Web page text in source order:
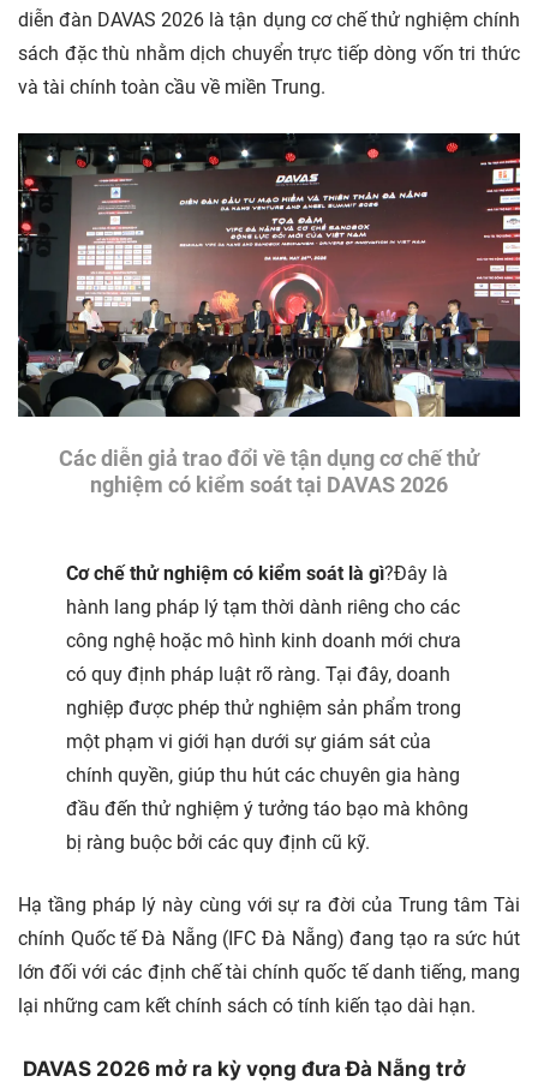
diễn đàn DAVAS 2026 là tận dụng cơ chế thử nghiệm chính
sách đặc thù nhằm dịch chuyển trực tiếp dòng vốn tri thức
và tài chính toàn cầu về miền Trung.
Các diễn giả trao đổi về tận dụng cơ chế thử
nghiệm có kiểm soát tại DAVAS 2026
Cơ chế thử nghiệm có kiểm soát là gì?Đây là
hành lang pháp lý tạm thời dành riêng cho các
công nghệ hoặc mô hình kinh doanh mới chưa
có quy định pháp luật rõ ràng. Tại đây, doanh
nghiệp được phép thử nghiệm sản phẩm trong
một phạm vi giới hạn dưới sự giám sát của
chính quyền, giúp thu hút các chuyên gia hàng
đầu đến thử nghiệm ý tưởng táo bạo mà không
bị ràng buộc bởi các quy định cũ kỹ.
Hạ tầng pháp lý này cùng với sự ra đời của Trung tâm Tài
chính Quốc tế Đà Nẵng (IFC Đà Nẵng) đang tạo ra sức hút
lớn đối với các định chế tài chính quốc tế danh tiếng, mang
lại những cam kết chính sách có tính kiến tạo dài hạn.
DAVAS 2026 mở ra kỳ vọng đưa Đà Nẵng trở